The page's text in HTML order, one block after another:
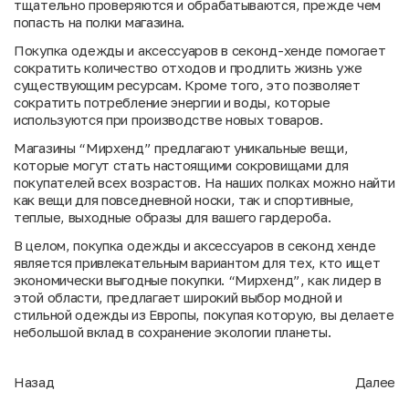
тщательно проверяются и обрабатываются, прежде чем
попасть на полки магазина.
Покупка одежды и аксессуаров в секонд-хенде помогает
сократить количество отходов и продлить жизнь уже
существующим ресурсам. Кроме того, это позволяет
сократить потребление энергии и воды, которые
используются при производстве новых товаров.
Магазины “Мирхенд” предлагают уникальные вещи,
которые могут стать настоящими сокровищами для
покупателей всех возрастов. На наших полках можно найти
как вещи для повседневной носки, так и спортивные,
теплые, выходные образы для вашего гардероба.
В целом, покупка одежды и аксессуаров в секонд хенде
является привлекательным вариантом для тех, кто ищет
экономически выгодные покупки. “Мирхенд”, как лидер в
этой области, предлагает широкий выбор модной и
стильной одежды из Европы, покупая которую, вы делаете
небольшой вклад в сохранение экологии планеты.
Назад Далее